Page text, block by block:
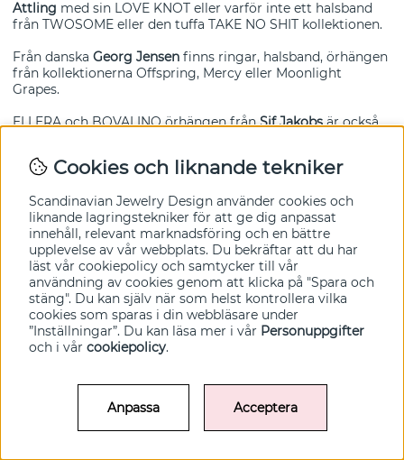
Attling med sin LOVE KNOT eller varför inte ett halsband
från TWOSOME eller den tuffa TAKE NO SHIT kollektionen.
Från danska Georg Jensen finns ringar, halsband, örhängen
från kollektionerna Offspring, Mercy eller Moonlight
Grapes.
ELLERA och BOVALINO örhängen från Sif Jakobs är också
manschettknappar, från svenska
populära LETTERS och många andra kollektioner som
FrånSkanshage SWEDENfinns bl.a. Detail och Circle.
Sedan finns trendigaLily and Rose,SOPHIE by SOPHIE
Maanestenmed flera. Det finnsringar,armband ,halsband
örhängen för alla tillfällen och prisklasser.
Information
Kontakta oss
Cookies och liknande tekniker
Scandinavian Jewelry Design använder cookies och
liknande lagringstekniker för att ge dig anpassat
innehåll, relevant marknadsföring och en bättre
upplevelse av vår webbplats. Du bekräftar att du har
läst vår cookiepolicy och samtycker till vår
användning av cookies genom att klicka på "Spara och
stäng". Du kan själv när som helst kontrollera vilka
cookies som sparas i din webbläsare under
”Inställningar”. Du kan läsa mer i vår Personuppgifter
och i vår cookiepolicy.
Anpassa Acceptera